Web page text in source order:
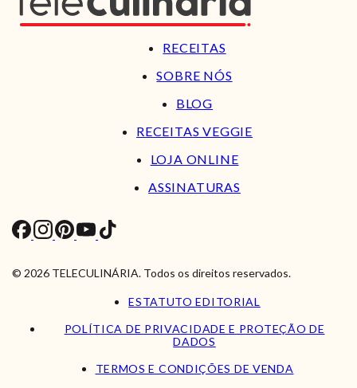
RECEITAS
SOBRE NÓS
BLOG
RECEITAS VEGGIE
LOJA ONLINE
ASSINATURAS
© 2026 TELECULINÁRIA. Todos os direitos reservados.
ESTATUTO EDITORIAL
POLÍTICA DE PRIVACIDADE E PROTEÇÃO DE
DADOS
TERMOS E CONDIÇÕES DE VENDA